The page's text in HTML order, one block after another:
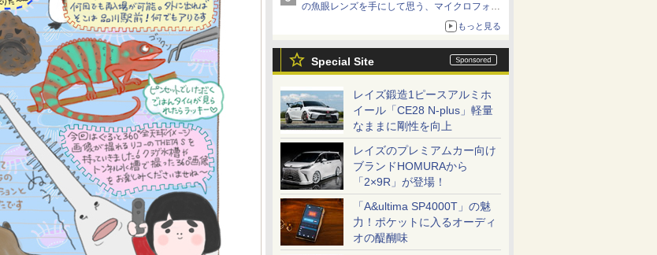
の魚眼レンズを手にして思う、マイクロフォー
もっと見る
Special Site
レイズ鍛造1ピースアルミホ
イール「CE28 N-plus」軽量
なままに剛性を向上
レイズのプレミアムカー向け
ブランドHOMURAから
「2×9R」が登場！
「A&ultima SP4000T」の魅
力！ポケットに入るオーディ
オの醍醐味